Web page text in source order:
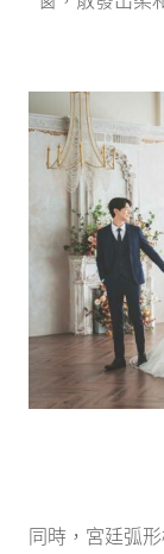
同時，宮廷弧